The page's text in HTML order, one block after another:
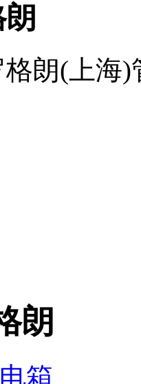
朗(上海
朗
箱